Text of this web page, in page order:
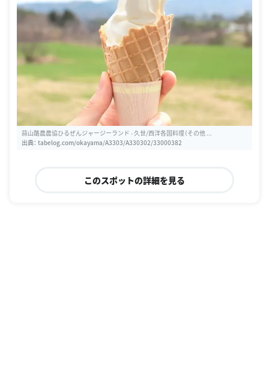
蒜山酪農農協ひるぜんジャージーランド - 久世/西洋各国料理（その他 ...
出典： tabelog.com/okayama/A3303/A330302/33000382
このスポットの詳細を見る